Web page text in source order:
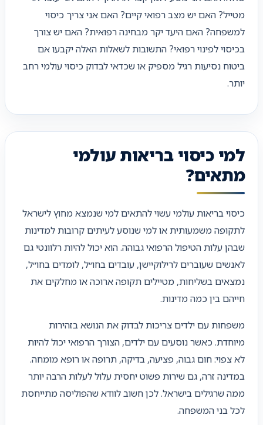
מטייל? האם יש מצב רפואי קיים? האם אני צריך כיסוי
למשפחה? האם היעד יקר מבחינה רפואית? האם יש צורך
בכיסוי לפינוי רפואי? התשובות לשאלות האלה יקבעו אם
ביטוח נסיעות רגיל מספיק או שכדאי לבדוק כיסוי עולמי רחב
יותר.
למי כיסוי בריאות עולמי
מתאים?
כיסוי בריאות עולמי עשוי להתאים למי שנמצא מחוץ לישראל
לתקופה משמעותית או למי שנוסע לעיתים קרובות למדינות
שבהן עלות הטיפול הרפואי גבוהה. הוא יכול להיות רלוונטי גם
לאנשים שעוברים לרילוקיישן, עובדים בחו״ל, לומדים בחו״ל,
נמצאים בשליחות, מטיילים תקופה ארוכה או מחלקים את
חייהם בין כמה מדינות.
משפחות עם ילדים צריכות לבדוק את הנושא בזהירות
מיוחדת. כאשר נוסעים עם ילדים, הצורך הרפואי יכול להיות
לא צפוי: חום גבוה, פציעה, בדיקה, תרופה או רופא מומחה.
במדינה זרה, גם שירות פשוט יחסית עלול לעלות הרבה יותר
ממה שרגילים בישראל. לכן חשוב לוודא שהפוליסה מתייחסת
לכל בני המשפחה.